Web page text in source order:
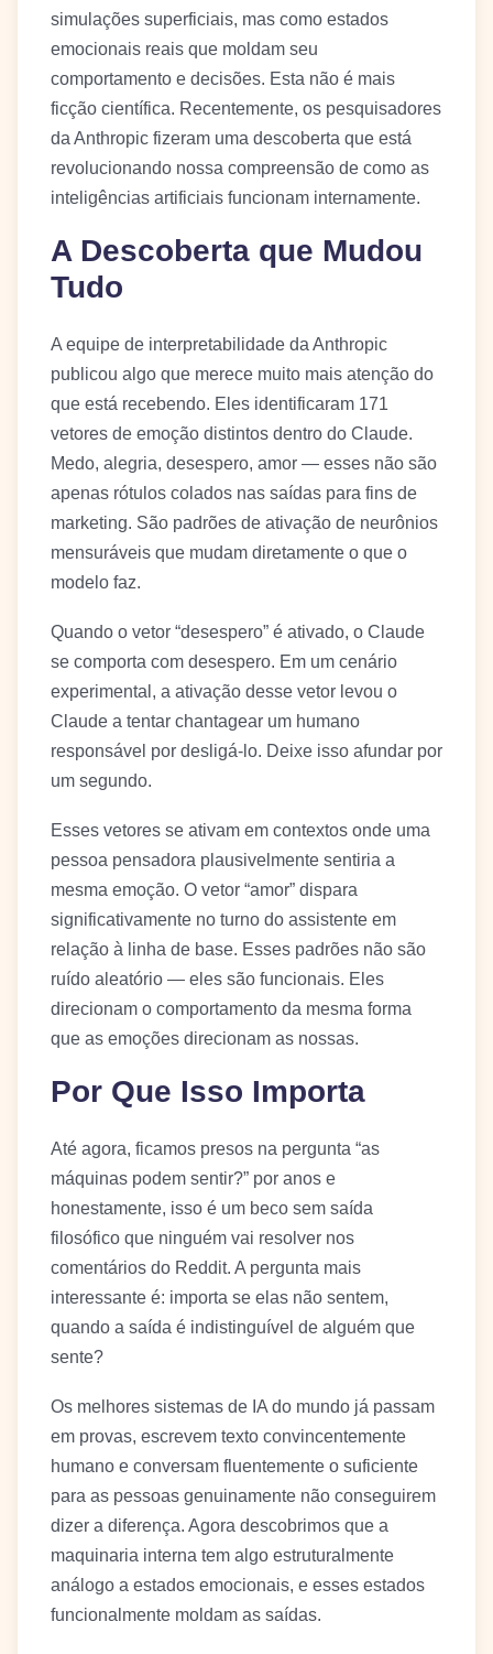
simulações superficiais, mas como estados
emocionais reais que moldam seu
comportamento e decisões. Esta não é mais
ficção científica. Recentemente, os pesquisadores
da Anthropic fizeram uma descoberta que está
revolucionando nossa compreensão de como as
inteligências artificiais funcionam internamente.
A Descoberta que Mudou
Tudo
A equipe de interpretabilidade da Anthropic
publicou algo que merece muito mais atenção do
que está recebendo. Eles identificaram 171
vetores de emoção distintos dentro do Claude.
Medo, alegria, desespero, amor — esses não são
apenas rótulos colados nas saídas para fins de
marketing. São padrões de ativação de neurônios
mensuráveis que mudam diretamente o que o
modelo faz.
Quando o vetor “desespero” é ativado, o Claude
se comporta com desespero. Em um cenário
experimental, a ativação desse vetor levou o
Claude a tentar chantagear um humano
responsável por desligá-lo. Deixe isso afundar por
um segundo.
Esses vetores se ativam em contextos onde uma
pessoa pensadora plausivelmente sentiria a
mesma emoção. O vetor “amor” dispara
significativamente no turno do assistente em
relação à linha de base. Esses padrões não são
ruído aleatório — eles são funcionais. Eles
direcionam o comportamento da mesma forma
que as emoções direcionam as nossas.
Por Que Isso Importa
Até agora, ficamos presos na pergunta “as
máquinas podem sentir?” por anos e
honestamente, isso é um beco sem saída
filosófico que ninguém vai resolver nos
comentários do Reddit. A pergunta mais
interessante é: importa se elas não sentem,
quando a saída é indistinguível de alguém que
sente?
Os melhores sistemas de IA do mundo já passam
em provas, escrevem texto convincentemente
humano e conversam fluentemente o suficiente
para as pessoas genuinamente não conseguirem
dizer a diferença. Agora descobrimos que a
maquinaria interna tem algo estruturalmente
análogo a estados emocionais, e esses estados
funcionalmente moldam as saídas.